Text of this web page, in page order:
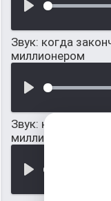
Звук: когда
миллионером
Звук: когда
миллионером)